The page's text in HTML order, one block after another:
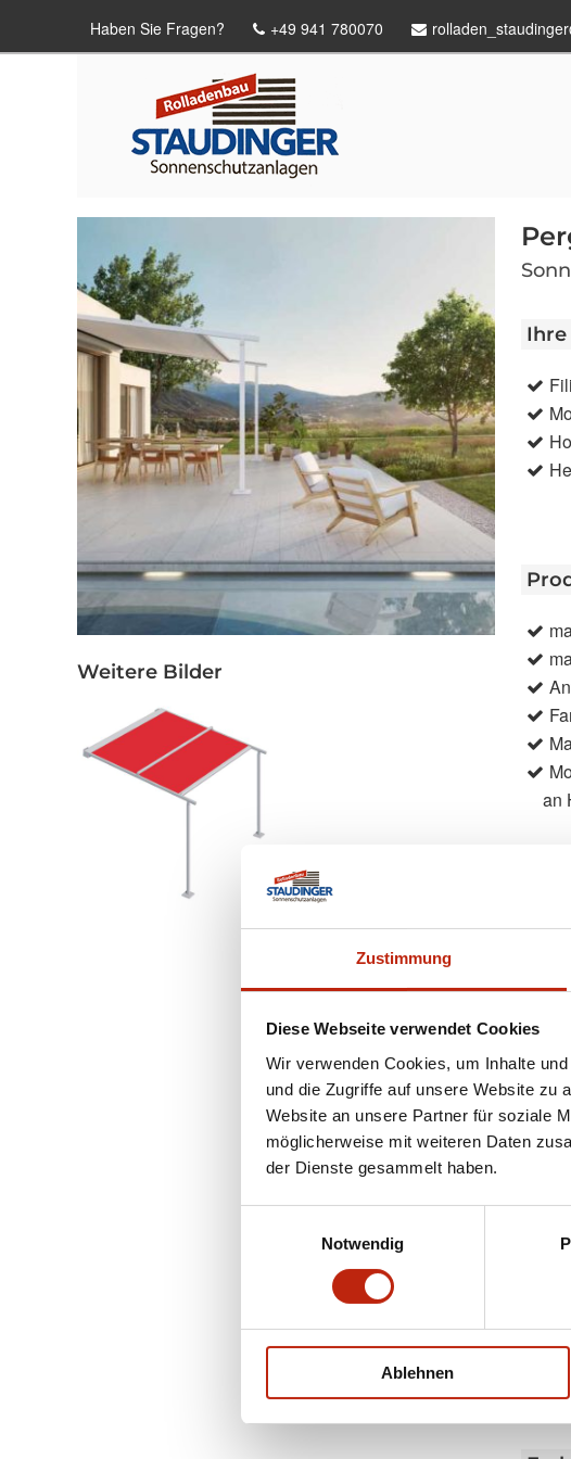
Zustimmung
Diese Webseite verwendet Cookies
Wir verwenden Cookies, um Inhalte
und die Zugriffe auf unsere Website zu
Website an unsere Partner für soziale
möglicherweise mit weiteren Daten
der Dienste gesammelt haben.
Notwendig
Ablehnen
Haben Sie Fragen? +49 941 780070
an
Weitere Bilder